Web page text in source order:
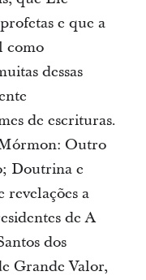
e que a
como
dessas
de escrituras.
Outro
Doutrina e
revelações a
de A
dos
Grande Valor,